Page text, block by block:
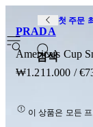
첫 주문
검색
PRADA
America’s Cup
₩1.211.000 /
이 상품은 모든